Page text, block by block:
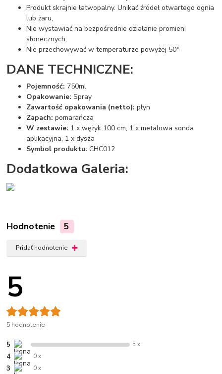
Produkt skrajnie łatwopalny. Unikać źródeł otwartego ognia
lub żaru,
Nie wystawiać na bezpośrednie działanie promieni
słonecznych,
Nie przechowywać w temperaturze powyżej 50*
DANE TECHNICZNE:
Pojemność: 750ml
Opakowanie: Spray
Zawartość opakowania (netto): płyn
Zapach: pomarańcza
W zestawie: 1 x wężyk 100 cm, 1 x metalowa sonda
aplikacyjna, 1 x dysza
Symbol produktu: CHC012
Dodatkowa Galeria:
Hodnotenie 5
Pridať hodnotenie
5
5 hodnotenie
5 5 x
4 0 x
3 0 x